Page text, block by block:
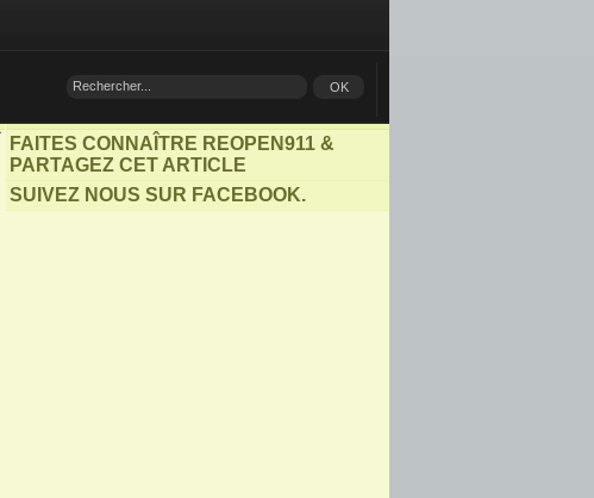
FAITES CONNAÎTRE REOPEN911 &
PARTAGEZ CET ARTICLE
SUIVEZ NOUS SUR FACEBOOK.